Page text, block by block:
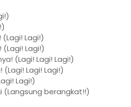
Lagi!)
Lagi!)
(Lagi! Lagi! Lagi!)
Lagi! Lagi!)
Lagi!)
(Langsung berangkat!!)